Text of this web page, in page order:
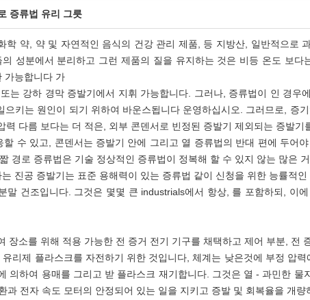
증류법 유리 그릇
학 약, 약 및 자연적인 음식의 건강 관리 제품, 등 지방산, 일반적으로
성분에서 분리하고 그런 제품의 질을 유지하는 것은 비등 온도 보다
가능합니다 가
는 강하 경막 증발기에서 지휘 가능합니다. 그러나, 증류법이 인 경우
키는 원인이 되기 위하여 바운스됩니다 운영하십시오. 그러므로, 증
다름 보다는 더 적은, 외부 콘덴서로 빈정된 증발기 제외되는 증발기
수 있고, 콘덴서는 증발기 안에 그리고 열 증류법의 반대 편에 두어
경로 증류법은 기술 정상적인 증류법이 정복해 할 수 있지 않는 많은
진공 증발기는 표준 용해력이 있는 증류법 같이 신청을 위한 능률적
말 건조입니다. 그것은 몇몇 큰 industrials에서 항상, 를 포함하되, 이
장소를 위해 적용 가능한 전 증거 전기 기구를 채택하고 제어 부분, 전
리제 플라스크를 자전하기 위한 것입니다, 체계는 낮은것에 부정 압
의하여 용매를 그리고 받 플라스크 재기합니다.
그것은 열 - 과민한 물
과 전자 속도 모터의 안정되어 있는 일을 지키고 증발 및 회복율을 개량